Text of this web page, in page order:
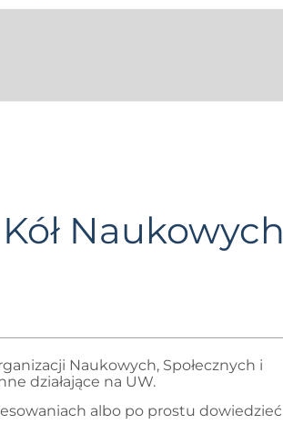
Naukowych
Naukowych, Społecznych i
działające na UW.
albo po prostu dowiedzieć